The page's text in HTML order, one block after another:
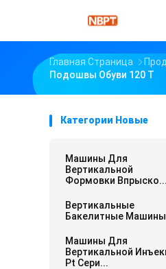
Главная Страница
Подошвы Обуви 120 Т
Категории Новые
Машины Для
Вертикальной
Формовки Впрыско...
Вертикальные
Бакелитные
Машины Для
Вертикальной
Pt Сери...